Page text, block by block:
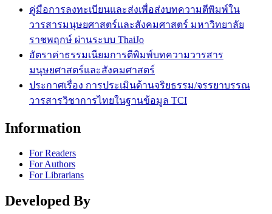
คู่มือการลงทะเบียนและส่งเพื่อส่งบทความตีพิมพ์ใน
วารสารมนุษยศาสตร์และสังคมศาสตร์ มหาวิทยาลัย
ราชพฤกษ์ ผ่านระบบ ThaiJo
อัตราค่าธรรมเนียมการตีพิมพ์บทความวารสาร
มนุษยศาสตร์และสังคมศาสตร์
ประกาศเรื่อง การประเมินด้านจริยธรรม/จรรยาบรรณ
วารสารวิชาการไทยในฐานข้อมูล TCI
Information
For Readers
For Authors
For Librarians
Developed By